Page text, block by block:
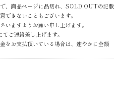
、商品ページに品切れ、SOLD OUTの記載
できないこともございます。
いますようお願い申し上げます。
ご連絡差し上げます。
をお支払頂いている場合は、速やかに全額